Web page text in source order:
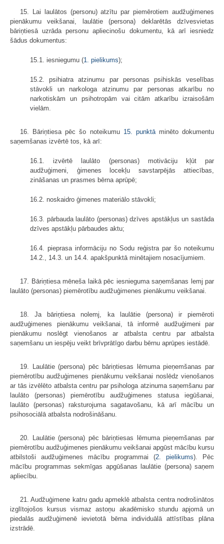
15. Lai laulātos (personu) atzītu par piemērotiem audžuģimenes
pienākumu veikšanai, laulātie (persona) deklarētās dzīvesvietas
bāriņtiesā uzrāda personu apliecinošu dokumentu, kā arī iesniedz
šādus dokumentus:
15.1. iesniegumu (1. pielikums);
15.2. psihiatra atzinumu par personas psihiskās veselības
stāvokli un narkologa atzinumu par personas atkarību no
narkotiskām un psihotropām vai citām atkarību izraisošām
vielām.
16. Bāriņtiesa pēc šo noteikumu 15. punktāminēto dokumentu
saņemšanas izvērtē tos, kā arī:
16.1. izvērtē laulāto (personas) motivāciju kļūt par
audžuģimeni, ģimenes locekļu savstarpējās attiecības,
zināšanas un prasmes bērna aprūpē;
16.2. noskaidro ģimenes materiālo stāvokli;
16.3. pārbauda laulāto (personas) dzīves apstākļus un sastāda
dzīves apstākļu pārbaudes aktu;
16.4. pieprasa informāciju no Sodu reģistra par šo noteikumu
14.2., 14.3. un 14.4. apakšpunktā minētajiem nosacījumiem.
17. Bāriņtiesa mēneša laikā pēc iesnieguma saņemšanas lemj par
laulāto (personas) piemērotību audžuģimenes pienākumu veikšanai.
18. Ja bāriņtiesa nolemj, ka laulātie (persona) ir piemēroti
audžuģimenes pienākumu veikšanai, tā informē audžuģimeni par
pienākumu noslēgt vienošanos ar atbalsta centru par atbalsta
saņemšanu un iespēju veikt brīvprātīgo darbu bērnu aprūpes iestādē.
19. Laulātie (persona) pēc bāriņtiesas lēmuma pieņemšanas par
piemērotību audžuģimenes pienākumu veikšanai noslēdz vienošanos
ar tās izvēlēto atbalsta centru par psihologa atzinuma saņemšanu par
laulāto (personas) piemērotību audžuģimenes statusa iegūšanai,
laulāto (personas) raksturojuma sagatavošanu, kā arī mācību un
psihosociālā atbalsta nodrošināšanu.
20. Laulātie (persona) pēc bāriņtiesas lēmuma pieņemšanas par
piemērotību audžuģimenes pienākumu veikšanai apgūst mācību kursu
atbilstoši audžuģimenes mācību programmai (2. pielikums). Pēc
mācību programmas sekmīgas apgūšanas laulātie (persona) saņem
apliecību.
21. Audžuģimene katru gadu apmeklē atbalsta centra nodrošinātos
izglītojošos kursus vismaz astoņu akadēmisko stundu apjomā un
piedalās audžuģimenē ievietotā bērna individuālā attīstības plāna
izstrādē.